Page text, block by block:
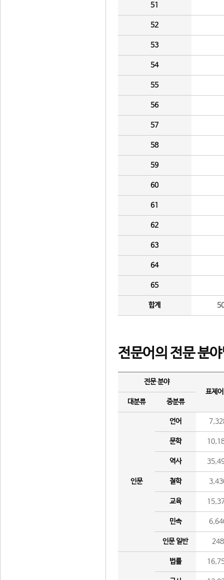
51
52
53
54
55
56
57
58
59
60
61
62
63
64
65
합계
전문어의 전문 분
전문 분야
표제
대분류
중분류
인문
언어
문학
역사
철학
교육
민속
인문 일반 248
법률